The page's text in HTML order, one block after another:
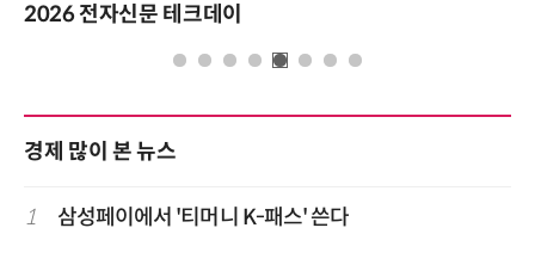
2026 전자신문 테크데이
경제 많이 본 뉴스
1 삼성페이에서 '티머니 K-패스' 쓴다